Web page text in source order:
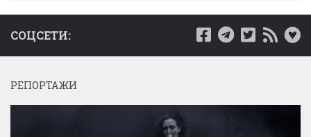
СОЦСЕТИ:
РЕПОРТАЖИ